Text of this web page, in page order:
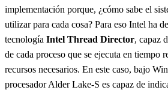
implementación porque, ¿cómo sabe el
utilizar para cada cosa? Para eso Intel ha
tecnología Intel Thread Director, capaz
de cada proceso que se ejecuta en tiempo
recursos necesarios. En este caso, bajo
procesador Alder Lake-S es capaz de